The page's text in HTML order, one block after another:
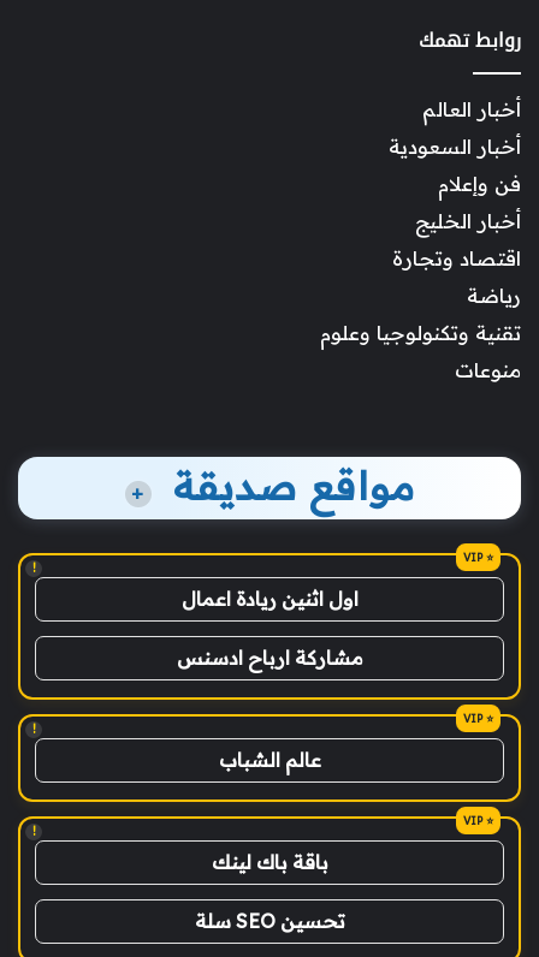
روابط تهمك
أخبار العالم
أخبار السعودية
فن وإعلام
أخبار الخليج
اقتصاد وتجارة
رياضة
تقنية وتكنولوجيا وعلوم
منوعات
مواقع صديقة +
!
اول اثنين ريادة اعمال
مشاركة ارباح ادسنس
!
عالم الشباب
!
باقة باك لينك
تحسين SEO سلة